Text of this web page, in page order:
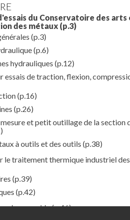
du Conservatoire des arts
des métaux (p.3)
(p.3)
(p.6)
hydrauliques (p.12)
essais de traction, flexion,
(p.16)
(p.26)
et petit outillage de la section
à outils et des outils (p.38)
le traitement thermique industriel des
(p.39)
(p.42)
micrographie(p.46)